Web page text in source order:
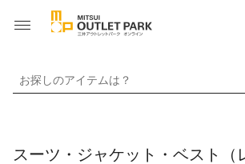
お探しのアイテムは？
スーツ・ジャケット・ベスト（